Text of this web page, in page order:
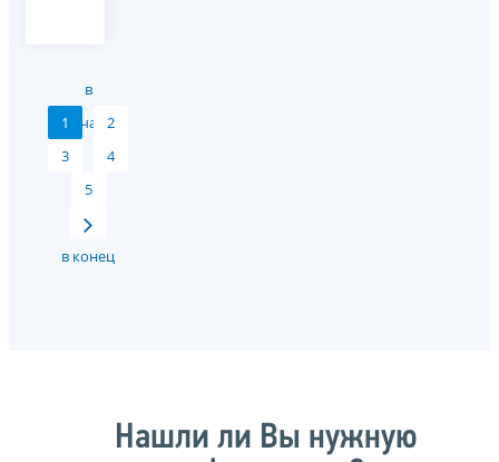
в
начало
1
2
3
4
5
в конец
Нашли ли Вы нужную